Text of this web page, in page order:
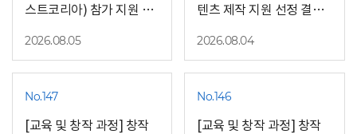
스트코리아) 참가 지원 선
2026.08.05
텐츠 제작 지원 선정 결과
2026.08.04
No.147
[교육 및 창작 과정] 창작
No.146
[교육 및 창작 과정] 창작